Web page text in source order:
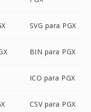
SVG para PGX
BIN para PGX
ICO para PGX
CSV para PGX